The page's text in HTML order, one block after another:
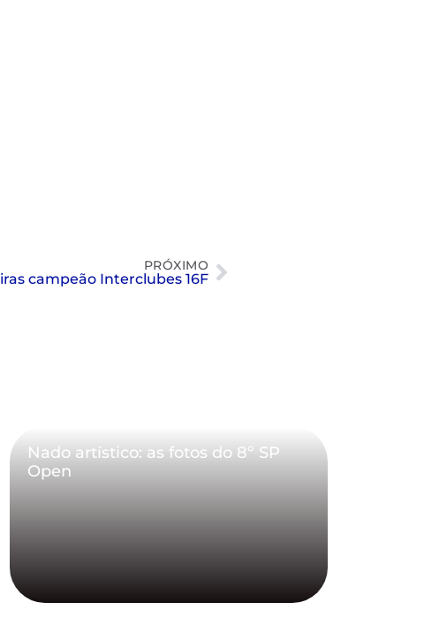
PRÓXIMO
campeão Interclubes 16F
Nado artístico: as fotos do 8º SP
Open